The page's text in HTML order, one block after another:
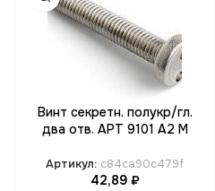
Винт секретн. полукр/гл.
два отв. АРТ 9101 А2 M
Артикул: c84ca90c479f
42,89 ₽